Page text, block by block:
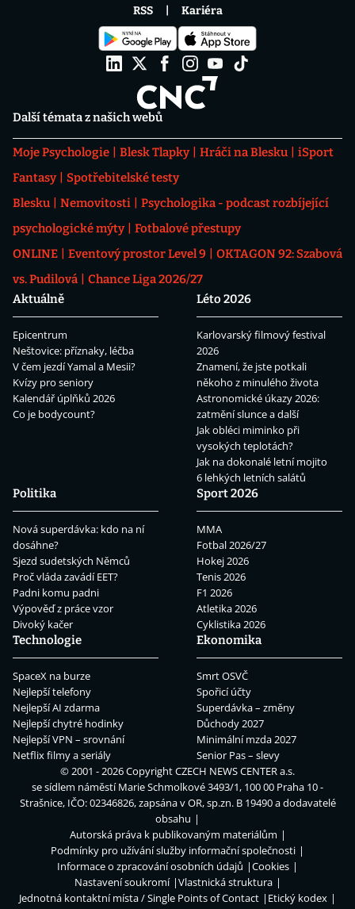
Další témata z našich webů
Moje Psychologie Blesk Tlapky Hráči na Blesku
iSport
Fantasy
Spotřebitelské testy
Blesku
Nemovitosti
Psychologika - podcast rozbíjející
psychologické mýty
Fotbalové přestupy
ONLINE
Eventový prostor Level 9
OKTAGON 92: Szabová
vs. Pudilová
Chance Liga 2026/27
Aktuálně
Epicentrum
Neštovice: příznaky, léčba
V čem jezdí Yamal a Mesii?
Kvízy pro seniory
Kalendář úplňků 2026
Co je bodycount?
Léto 2026
Karlovarský filmový festival
2026
Znamení, že jste potkali
někoho z minulého života
Astronomické úkazy 2026:
zatmění slunce a další
Jak obléci miminko při
vysokých teplotách?
Jak na dokonalé letní mojito
6 lehkých letních salátů
Politika
Nová superdávka: kdo na ní
dosáhne?
Sjezd sudetských Němců
Proč vláda zavádí EET?
Padni komu padni
Výpověď z práce vzor
Divoký kačer
Sport 2026
MMA
Fotbal 2026/27
Hokej 2026
Tenis 2026
F1 2026
Atletika 2026
Cyklistika 2026
Technologie
SpaceX na burze
Nejlepší telefony
Nejlepší AI zdarma
Nejlepší chytré hodinky
Nejlepší VPN – srovnání
Netflix filmy a seriály
Ekonomika
Smrt OSVČ
Spořicí účty
Superdávka – změny
Důchody 2027
Minimální mzda 2027
Senior Pas – slevy
RSS Kariéra
© 2001 - 2026 CopyrightCZECH NEWS CENTER a.s.
se sídlem náměstí Marie Schmolkové 3493/1, 100 00 Praha 10 -
Strašnice, IČO: 02346826, zapsána v OR, sp.zn. B 19490 a dodavatelé
obsahu
Autorská práva k publikovaným materiálům
Podmínky pro užívání služby informační společnosti
Informace o zpracování osobních údajů
Cookies
Nastavení soukromí
Vlastnická struktura
Jednotná kontaktní místa / Single Points of Contact
Etický kodex